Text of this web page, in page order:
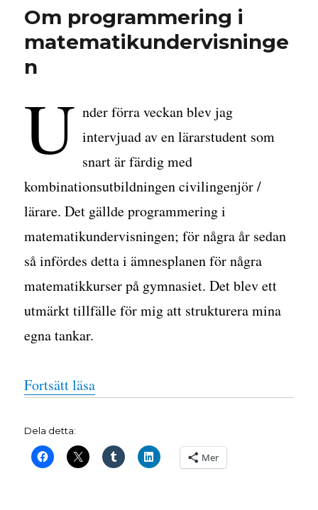
Om programmering i
matematikundervisninge
n
U nder förra veckan blev jag
intervjuad av en lärarstudent som
snart är färdig med
kombinationsutbildningen civilingenjör /
lärare. Det gällde programmering i
matematikundervisningen; för några år sedan
så infördes detta i ämnesplanen för några
matematikkurser på gymnasiet. Det blev ett
utmärkt tillfälle för mig att strukturera mina
egna tankar.
Fortsätt läsa”Om programmering i
Dela detta:
Mer